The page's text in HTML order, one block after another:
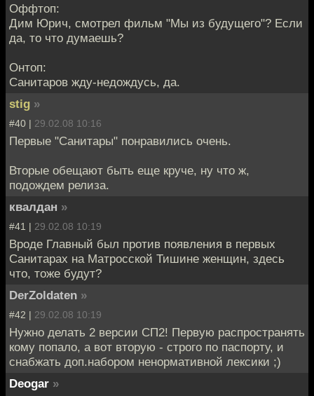
Оффтоп:
Дим Юрич, смотрел фильм "Мы из будущего"? Если
да, то что думаешь?
Онтоп:
Санитаров жду-недождусь, да.
stig »
#40 | 29.02.08 10:16
Первые "Санитары" понравились очень.
Вторые обещают быть еще круче, ну что ж,
подождем релиза.
квалдан »
#41 | 29.02.08 10:19
Вроде Главный был против появления в первых
Санитарах на Матросской Тишине женщин, здесь
что, тоже будут?
DerZoldaten »
#42 | 29.02.08 10:19
Нужно делать 2 версии СП2! Первую распространять
кому попало, а вот вторую - строго по паспорту, и
снабжать доп.набором ненормативной лексики ;)
Deogar »